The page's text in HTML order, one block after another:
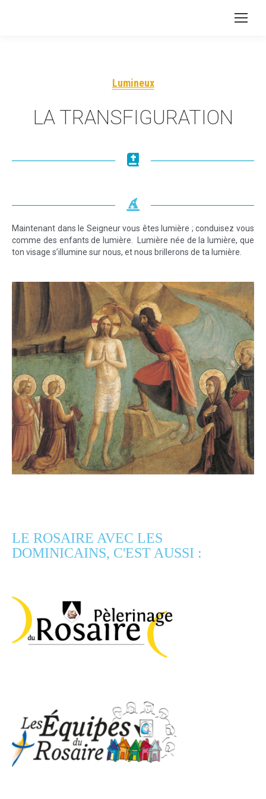
Lumineux
LA TRANSFIGURATION
Maintenant dans le Seigneur vous êtes lumière ; conduisez vous
comme des enfants de lumière. Lumière née de la lumière, que
ton visage s’illumine sur nous, et nous brillerons de ta lumière.
LE ROSAIRE AVEC LES
DOMINICAINS, C'EST AUSSI :